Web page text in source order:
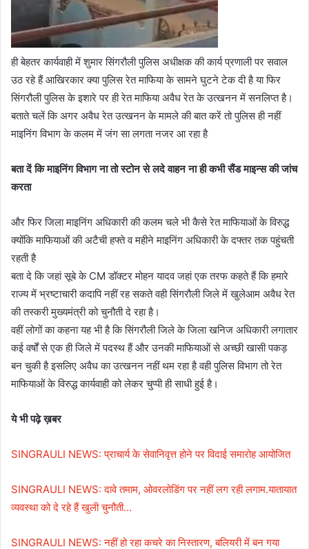
ही बेहतर कार्यवाही में शुमार सिंगरौली पुलिस अधीक्षक की कार्य प्रणाली पर सवाल
उठ रहे हैं आखिरकार क्या पुलिस रेत माफिया के सामने घुटने टेक दी है या फिर
सिंगरौली पुलिस के इशारे पर ही रेत माफिया अवैध रेत के उत्खनन में सनलिप्त है।
बताते चलें कि अगर अवैध रेत उत्खनन के मामले की बात करें तो पुलिस ही नहीं
माइनिंग विभाग के कलम में जंग सा लगता नजर आ रहा है
बता दें कि माइनिंग विभाग ना तो स्टोन से लदे वाहन ना ही कभी सैंड माइन्स की जांच
करता
और फिर जिला माइनिंग अधिकारी की कलम चले भी कैसे रेत माफियाओं के विरुद्ध
क्योंकि माफियाओं की अटैची हफ्ते व महीने माइनिंग अधिकारी के दफ्तर तक पहुंचती
रहती है
बता दे कि जहां सूबे के CM डॉक्टर मोहन यादव जहां एक तरफ कहते हैं कि हमारे
राज्य में भ्रष्टाचारी कदापि नहीं रह सकते वही सिंगरौली जिले में खुलेआम अवैध रेत
की तस्करी मुख्यमंत्री को चुनौती दे रहा है।
वहीं लोगों का कहना यह भी है कि सिंगरौली जिले के जिला खनिज अधिकारी लगातार
कई वर्षों से एक ही जिले में पदस्थ हैं और उनकी माफियाओं से अच्छी खासी पकड़
बन चुकी है इसलिए अवैध का उत्खनन नहीं थम रहा है वही पुलिस विभाग तो रेत
माफियाओं के विरुद्ध कार्यवाही को लेकर चुप्पी ही साधी हुई है।
ये भी पढ़े ख़बर
SINGRAULI NEWS: प्राचार्य के सेवानिवृत्त होने पर विदाई समारोह आयोजित
SINGRAULI NEWS: दावे तमाम, ओवरलोडिंग पर नहीं लग रही लगाम.यातायात
व्यवस्था को दे रहे हैं खुली चुनौती…
SINGRAULI NEWS: नहीं हो रहा कचरे का निस्तारण, बलियरी में बन गया